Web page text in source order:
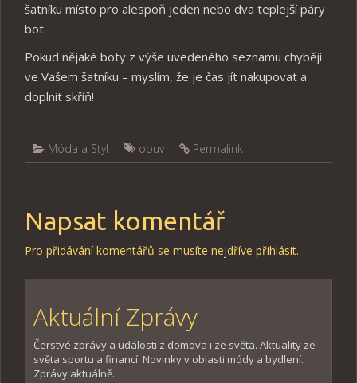
šatníku místo pro alespoň jeden nebo dva teplejší páry
bot.
Pokud nějaké boty z výše uvedeného seznamu chybějí
ve Vašem šatníku – myslím, že je čas jít nakupovat a
doplnit skříň!
Móda a Styl obuv Permalink
Napsat komentář
Pro přidávání komentářů se musíte nejdříve přihlásit.
Aktuální Zprávy
Čerstvé zprávy a události z domova i ze světa. Aktuality ze
světa sportu a financí. Novinky v oblasti módy a bydlení.
Zprávy aktuálně.